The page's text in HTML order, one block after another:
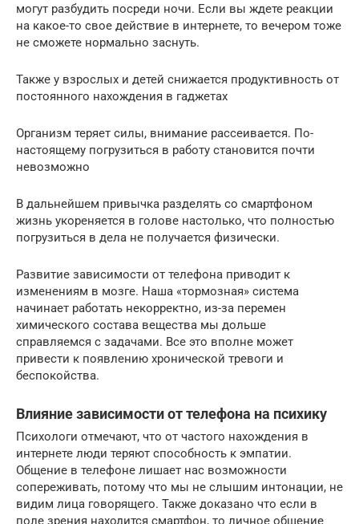
могут разбудить посреди ночи. Если вы ждете реакции
на какое-то свое действие в интернете, то вечером тоже
не сможете нормально заснуть.
Также у взрослых и детей снижается продуктивность от
постоянного нахождения в гаджетах
Организм теряет силы, внимание рассеивается. По-
настоящему погрузиться в работу становится почти
невозможно
В дальнейшем привычка разделять со смартфоном
жизнь укореняется в голове настолько, что полностью
погрузиться в дела не получается физически.
Развитие зависимости от телефона приводит к
изменениям в мозге. Наша «тормозная» система
начинает работать некорректно, из-за перемен
химического состава вещества мы дольше
справляемся с задачами. Все это вполне может
привести к появлению хронической тревоги и
беспокойства.
Влияние зависимости от телефона на психику
Психологи отмечают, что от частого нахождения в
интернете люди теряют способность к эмпатии.
Общение в телефоне лишает нас возможности
сопереживать, потому что мы не слышим интонации, не
видим лица говорящего. Также доказано что если в
поле зрения находится смартфон, то личное общение